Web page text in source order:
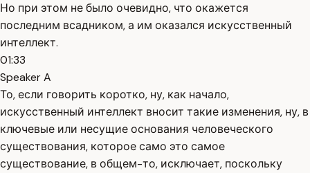
Но при этом не было очевидно, что окажется
последним всадником, а им оказался искусственный
интеллект.
01:33
Speaker A
То, если говорить коротко, ну, как начало,
искусственный интеллект вносит такие изменения, ну, в
ключевые или несущие основания человеческого
существования, которое само это самое
существование, в общем-то, исключает, поскольку